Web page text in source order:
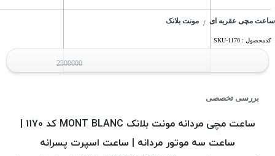
ساعت مچی عقربه ای / مونت بلانک
کدمحصول : SKU-1170
2300000
بررسی تخصصی
ساعت مچی مردانه مونت بلانک MONT BLANC کد 1170 |
ساعت سه موتور مردانه | ساعت اسپرت پسرانه